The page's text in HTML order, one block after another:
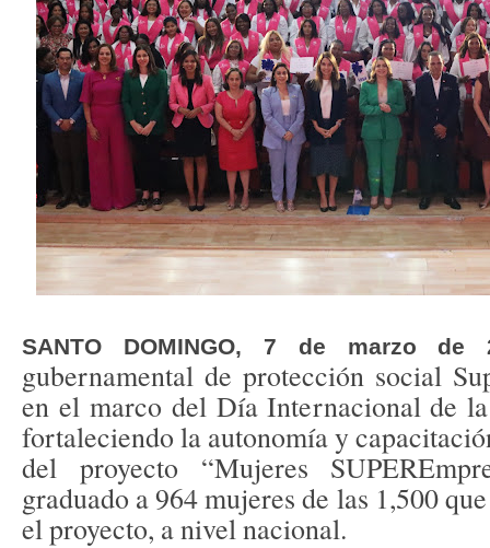
SANTO DOMINGO, 7 de marzo de
gubernamental de protección social
en el marco del Día Internacional de
fortaleciendo la autonomía y
del proyecto “Mujeres
graduado a 964 mujeres de las 1,500
el proyecto, a nivel nacional.